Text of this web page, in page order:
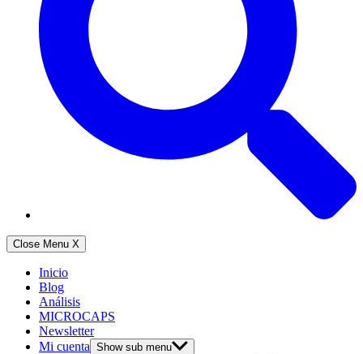
Close Menu X
Inicio
Blog
Análisis
MICROCAPS
Newsletter
Mi cuenta Show sub menu